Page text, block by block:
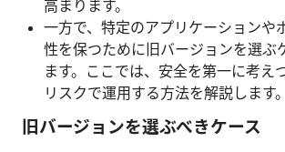
高まります。
一方で、特定のアプリケーションや
性を保つために旧バージョンを選ぶ
ます。ここでは、安全を第一に考え
リスクで運用する方法を解説します。
旧バージョンを選ぶべきケース